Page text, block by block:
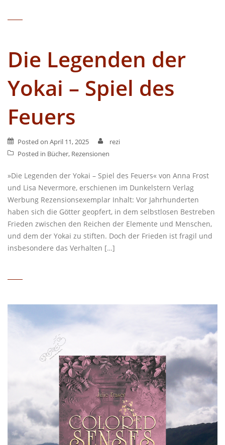
Die Legenden der
Yokai – Spiel des
Feuers
Posted on April 11, 2025
rezi
Posted in Bücher, Rezensionen
»Die Legenden der Yokai – Spiel des Feuers« von Anna Frost
und Lisa Nevermore, erschienen im Dunkelstern Verlag
Werbung Rezensionsexemplar Inhalt: Vor Jahrhunderten
haben sich die Götter geopfert, in dem selbstlosen Bestreben
Frieden zwischen den Reichen der Elemente und Menschen,
und dem der Yokai zu stiften. Doch der Frieden ist fragil und
insbesondere das Verhalten […]